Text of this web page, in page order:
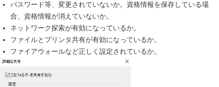
パスワード等、変更されていないか。資格情報を保存している場
合、資格情報が消えていないか。
ネットワーク探索が有効になっているか。
ファイルとプリンタ共有が有効になっているか。
ファイアウォールなど正しく設定されているか。